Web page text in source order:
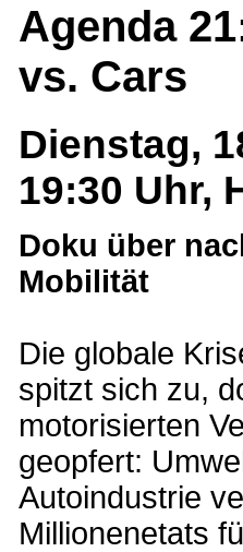
Agenda
vs. Cars
Dienstag,
19:30 Uhr,
Doku über
Mobilität
Die globale
spitzt sich zu,
motorisierten
geopfert:
Autoindustrie
Millionenetats